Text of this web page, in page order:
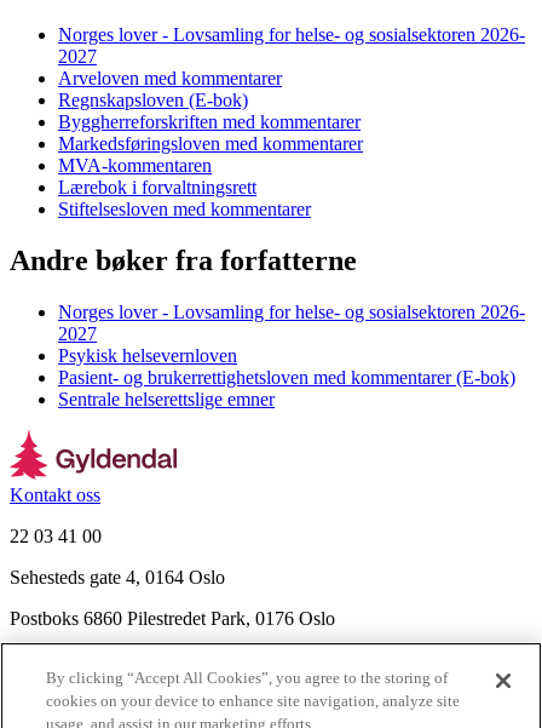
Norges lover - Lovsamling for helse- og sosialsektoren 2026-
2027
Arveloven med kommentarer
Regnskapsloven (E-bok)
Byggherreforskriften med kommentarer
Markedsføringsloven med kommentarer
MVA-kommentaren
Lærebok i forvaltningsrett
Stiftelsesloven med kommentarer
Andre bøker fra forfatterne
Norges lover - Lovsamling for helse- og sosialsektoren 2026-
2027
Psykisk helsevernloven
Pasient- og brukerrettighetsloven med kommentarer (E-bok)
Sentrale helserettslige emner
Kontakt oss
22 03 41 00
Sehesteds gate 4, 0164 Oslo
Postboks 6860 Pilestredet Park, 0176 Oslo
Nyhetsbrev
Ledige stillinger
By clicking “Accept All Cookies”, you agree to the storing of
cookies on your device to enhance site navigation, analyze site
usage, and assist in our marketing efforts.